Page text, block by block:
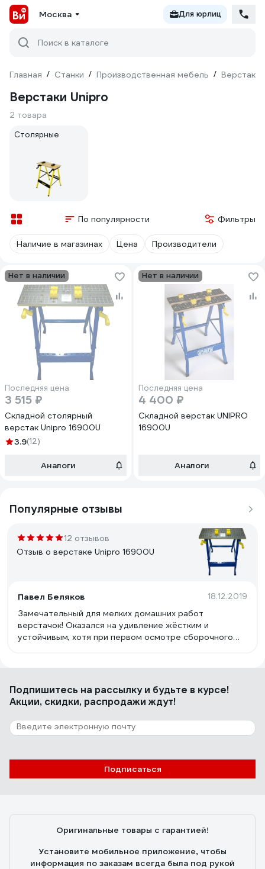
Москва Для юрлиц
Поиск в каталоге
Главная / Станки / Производственная мебель / Верстаки
Верстаки Unipro
2 товара
Столярные
По популярности Фильтры
Наличие в магазинах Цена Производители
Нет в наличии
Последняя цена
3 515 ₽
Складной столярный
верстак Unipro 16900U
3.9(12)
Аналоги
Нет в наличии
Последняя цена
4 400 ₽
Складной верстак UNIPRO
16900U
Аналоги
Популярные отзывы
12 отзывов
Отзыв о верстаке Unipro 16900U
Павел Беляков 18.12.2019
Замечательный для мелких домашних работ
верстачок! Оказался на удивление жёстким и
устойчивым, хотя при первом осмотре сборочного
Подпишитесь на рассылкуи будьте в курсе!
Акции, скидки, распродажи ждут!
Подписаться
Оригинальные товары с гарантией!
Установите мобильное приложение, чтобы
информация по заказам всегда была под рукой